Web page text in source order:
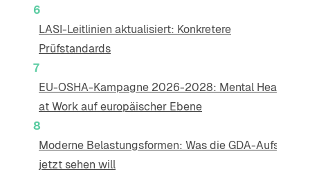
LASI-Leitlinien aktualisiert: Konkretere
Prüfstandards
EU-OSHA-Kampagne 2026-2028: Mental Health
at Work auf europäischer Ebene
Moderne Belastungsformen: Was die GDA-Aufsicht
jetzt sehen will